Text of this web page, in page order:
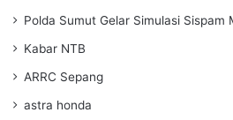
Polda Sumut Gelar Simulasi Sispam
Kabar NTB
ARRC Sepang
astra honda